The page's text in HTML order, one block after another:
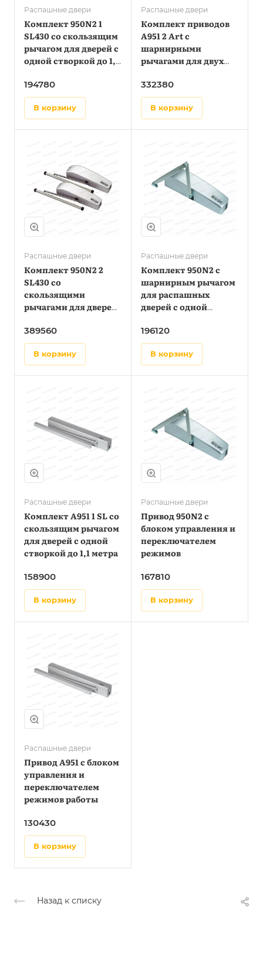
Распашные двери
Комплект 950N2 1
SL430 со скользящим
рычагом для дверей с
одной створкой до 1,4
194780
в корзину
Распашные двери
Комплект приводов
А951 2 Art с
шарнирными
рычагами для двух
332380
в корзину
Распашные двери
Комплект 950N2 2
SL430 со
скользящими
рычагами для дверей
1,4 метра
389560
в корзину
Распашные двери
Комплект 950N2 с
шарнирным рычагом
для распашных
дверей с одной
196120
в корзину
Распашные двери
Комплект А951 1 SL со
скользящим рычагом
для дверей с одной
створкой до 1,1 метра
158900
в корзину
Распашные двери
Привод 950N2 с
блоком управления и
переключателем
режимов
167810
в корзину
Распашные двери
Привод A951 с блоком
управления и
переключателем
режимов работы
130430
в корзину
Назад к списку